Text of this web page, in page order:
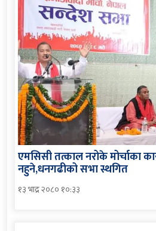
एमसिसी तत्काल नरोके मोर्चाका
नहुने,धनगढीको सभा स्थगित
१३ भाद्र २०८० १०:३३